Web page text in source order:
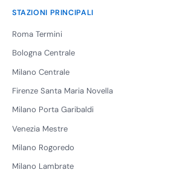
STAZIONI PRINCIPALI
Roma Termini
Bologna Centrale
Milano Centrale
Firenze Santa Maria Novella
Milano Porta Garibaldi
Venezia Mestre
Milano Rogoredo
Milano Lambrate